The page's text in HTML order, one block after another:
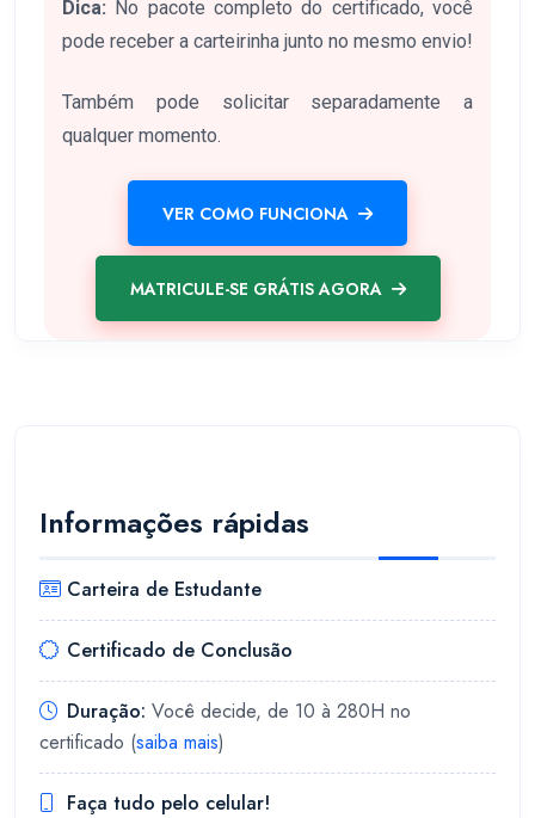
Dica: No pacote completo do certificado, você
pode receber a carteirinha junto no mesmo envio!
Também pode solicitar separadamente a
qualquer momento.
VER COMO FUNCIONA
MATRICULE-SE GRÁTIS AGORA
Informações rápidas
Carteira de Estudante
Certificado de Conclusão
Duração: Você decide, de 10 à 280H no
certificado (saiba mais)
Faça tudo pelo celular!